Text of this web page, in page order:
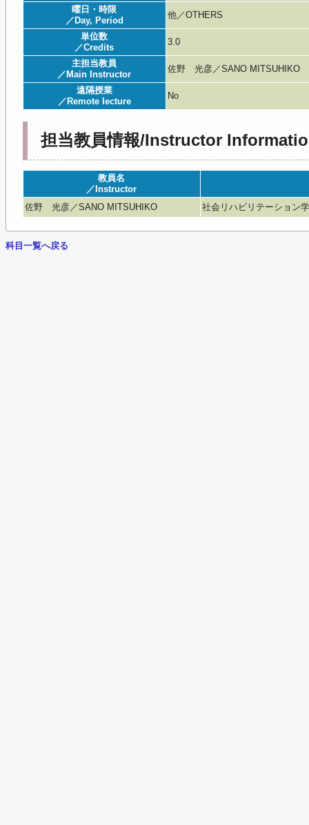
曜日・時限
／Day, Period
他／OTHERS
単位数
／Credits
3.0
主担当教員
／Main Instructor
佐野 光彦／SANO MITSUHIKO
遠隔授業
／Remote lecture
No
担当教員情報/Instructor
教員名
／Instructor
佐野 光彦／SANO MITSUHIKO
社会リハビリテーション
科目一覧へ戻る